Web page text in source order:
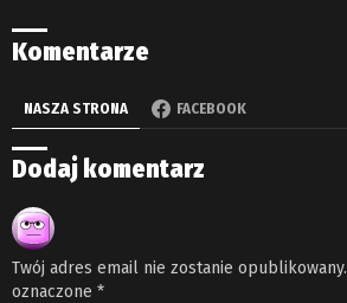
Komentarze
NASZA STRONA FACEBOOK
Dodaj komentarz
Twój adres email nie zostanie opublikowany.
oznaczone *